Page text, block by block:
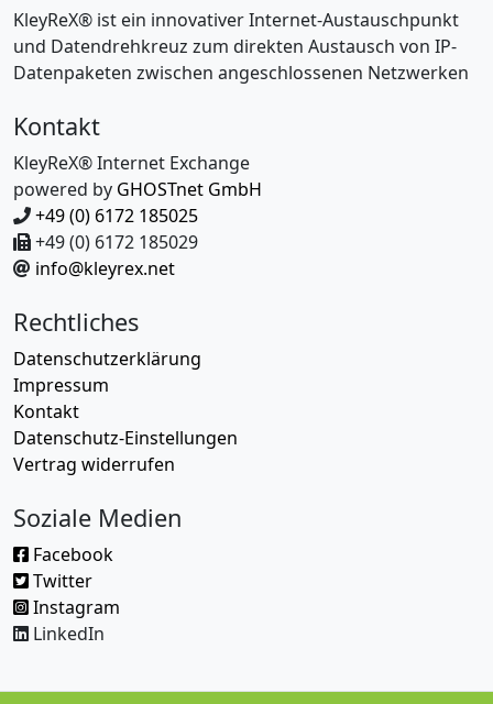
KleyReX® ist ein innovativer Internet-Austauschpunkt
und Datendrehkreuz zum direkten Austausch von IP-
Datenpaketen zwischen angeschlossenen Netzwerken
Kontakt
KleyReX® Internet Exchange
powered by GHOSTnet GmbH
+49 (0) 6172 185025
+49 (0) 6172 185029
info@kleyrex.net
Rechtliches
Datenschutzerklärung
Impressum
Kontakt
Datenschutz-Einstellungen
Vertrag widerrufen
Soziale Medien
Facebook
Twitter
Instagram
LinkedIn